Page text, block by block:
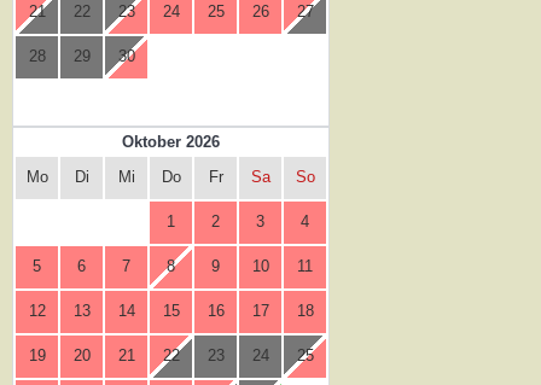
21 22 23 24 25 26 27
28 29 30
Oktober 2026
Mo
Di Mi Do Fr Sa So
1 2 3 4
5 6 7 8 9 10 11
12 13 14 15 16 17 18
19 20 21 22 23 24 25